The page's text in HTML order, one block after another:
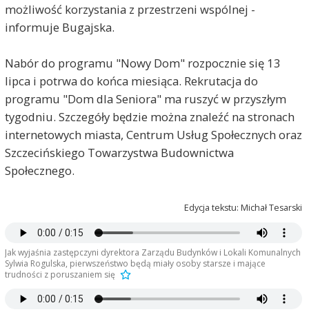
możliwość korzystania z przestrzeni wspólnej -
informuje Bugajska.
Nabór do programu "Nowy Dom" rozpocznie się 13
lipca i potrwa do końca miesiąca. Rekrutacja do
programu "Dom dla Seniora" ma ruszyć w przyszłym
tygodniu. Szczegóły będzie można znaleźć na stronach
internetowych miasta, Centrum Usług Społecznych oraz
Szczecińskiego Towarzystwa Budownictwa
Społecznego.
Edycja tekstu: Michał Tesarski
Jak wyjaśnia zastępczyni dyrektora Zarządu Budynków i Lokali Komunalnych
Sylwia Rogulska, pierwszeństwo będą miały osoby starsze i mające
trudności z poruszaniem się